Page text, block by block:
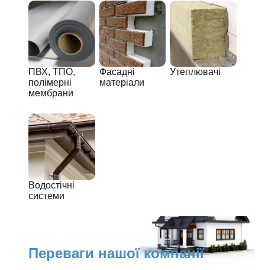
ПВХ, ТПО,
полімерні
мембрани
Фасадні
матеріали
Утеплювачі
Водостічні
системи
Переваги нашої компанії